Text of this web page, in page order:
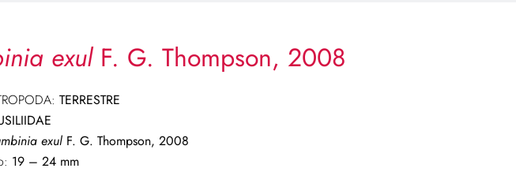
exulF. G. Thompson, 2008
TERRESTRE
exulF. G. Thompson, 2008
19 – 24 mm